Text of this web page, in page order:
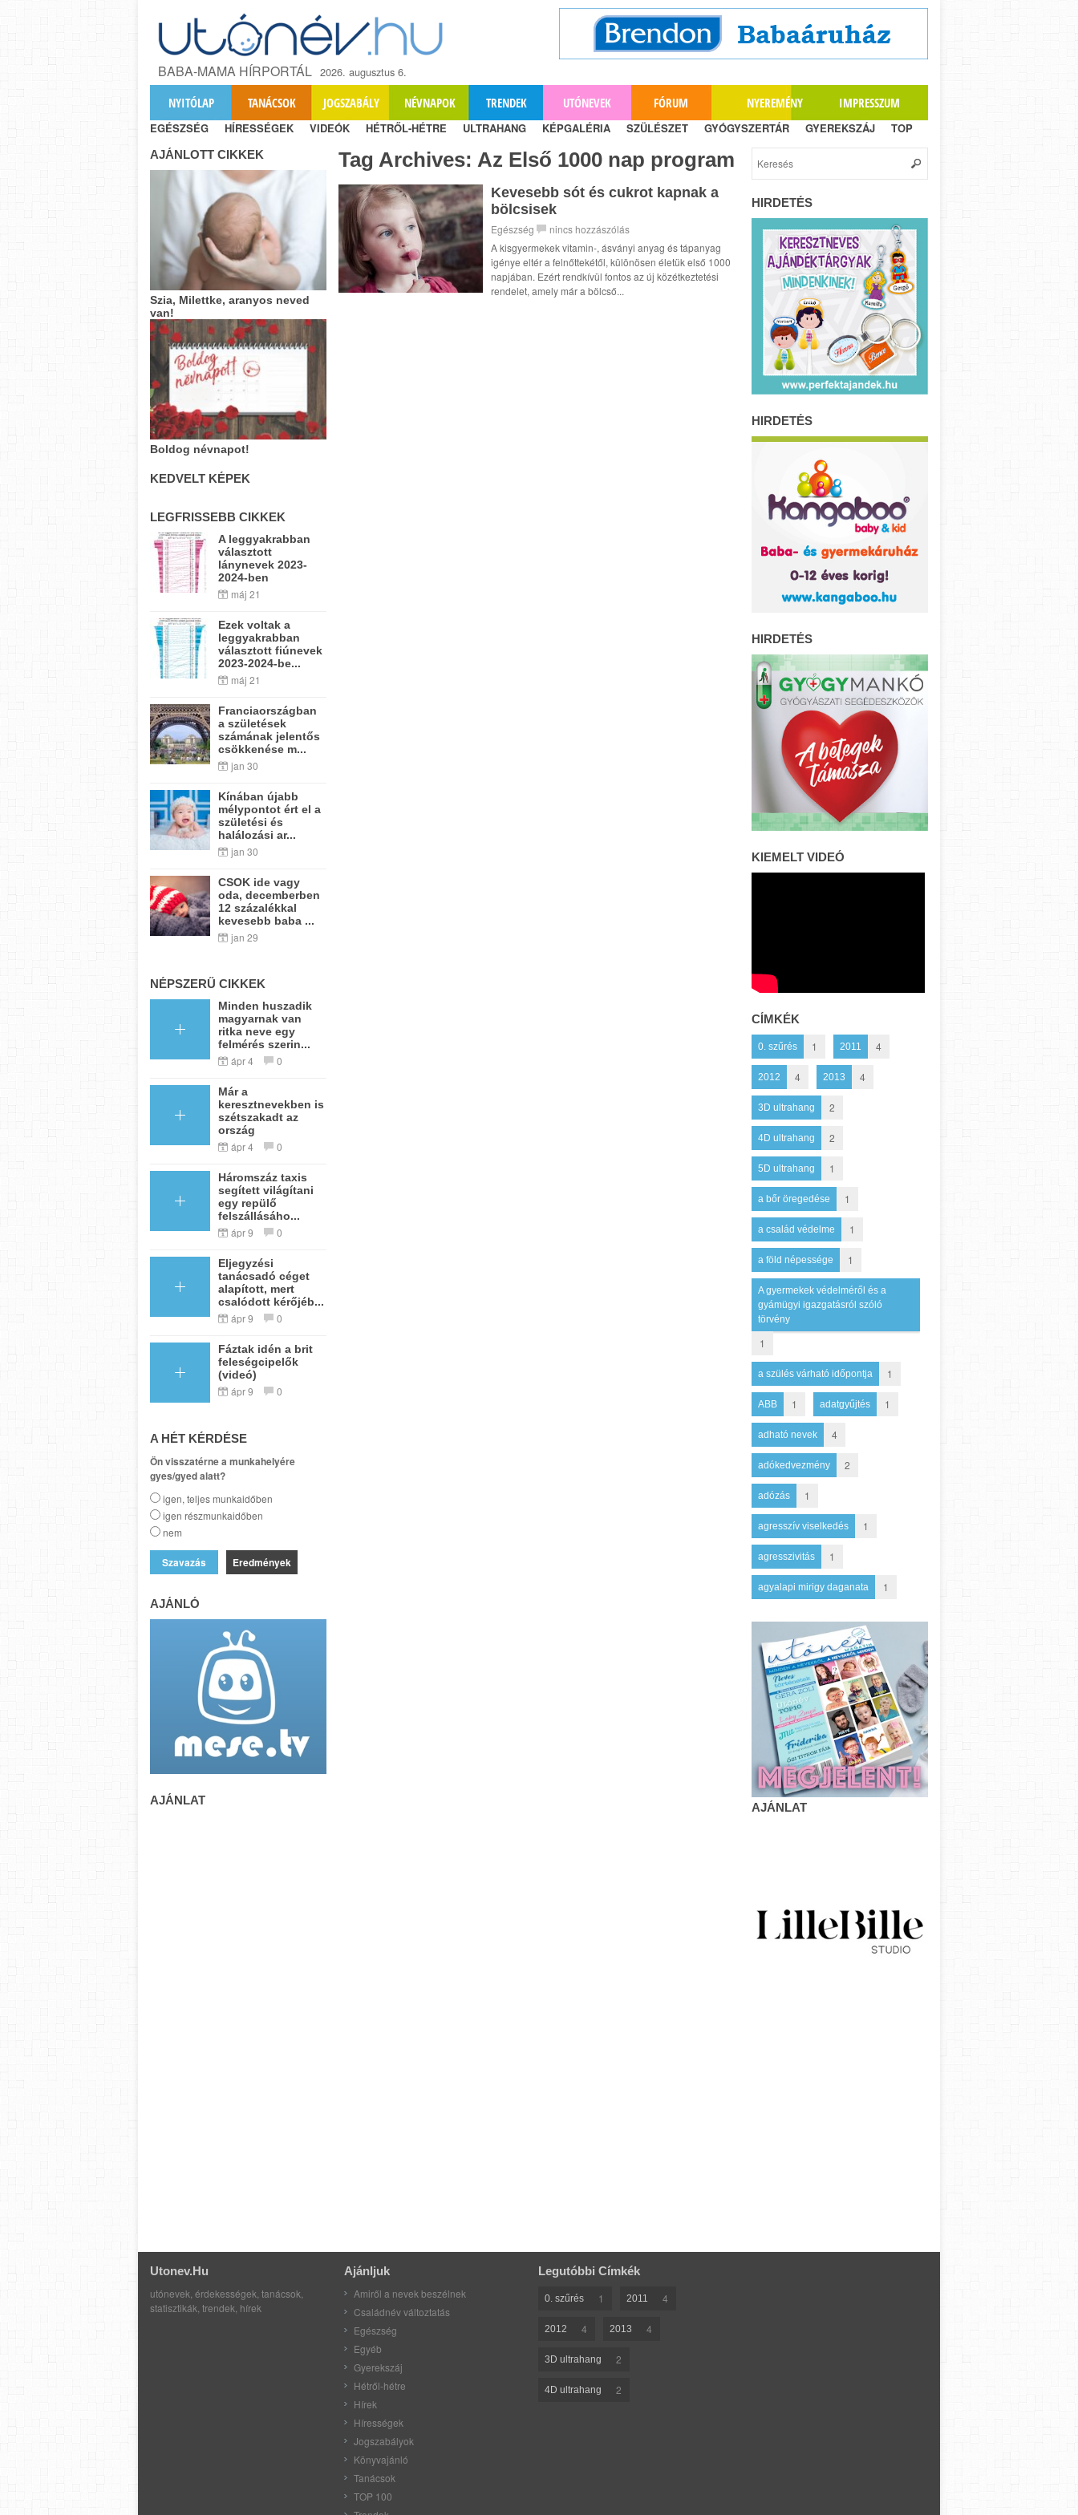
BABA-MAMA HÍRPORTÁL 2026. augusztus 6.
NYITÓLAP TANÁCSOK JOGSZABÁLY NÉVNAPOK TRENDEK UTÓNEVEK FÓRUM NYEREMÉNY IMPRESSZUM
EGÉSZSÉG HÍRESSÉGEK VIDEÓK HÉTRŐL-HÉTRE ULTRAHANG KÉPGALÉRIA SZÜLÉSZET GYÓGYSZERTÁR GYEREKSZÁJ TOP
Tag Archives: Az Első 1000 nap program
Kevesebb sót és cukrot kapnak a
bölcsisek
Egészség
nincs hozzászólás
A kisgyermekek vitamin-, ásványi anyag és tápanyag
igénye eltér a felnőttekétől, különösen életük első 1000
napjában. Ezért rendkívül fontos az új közétkeztetési
rendelet, amely már a bölcső...
AJÁNLOTT CIKKEK
Szia, Milettke, aranyos neved
van!
Boldog névnapot!
KEDVELT KÉPEK
LEGFRISSEBB CIKKEK
A leggyakrabban
választott
lánynevek 2023-
2024-ben
máj 21
Ezek voltak a
leggyakrabban
választott fiúnevek
2023-2024-be...
máj 21
Franciaországban
a születések
számának jelentős
csökkenése m...
jan 30
Kínában újabb
mélypontot ért el a
születési és
halálozási ar...
jan 30
CSOK ide vagy
oda, decemberben
12 százalékkal
kevesebb baba ...
jan 29
NÉPSZERŰ CIKKEK
Minden huszadik
magyarnak van
ritka neve egy
felmérés szerin...
ápr 4 0
Már a
keresztnevekben is
szétszakadt az
ország
ápr 4 0
Háromszáz taxis
segített világítani
egy repülő
felszállásáho...
ápr 9 0
Eljegyzési
tanácsadó céget
alapított, mert
csalódott kérőjéb...
ápr 9 0
Fáztak idén a brit
feleségcipelők
(videó)
ápr 9 0
A HÉT KÉRDÉSE
Ön visszatérne a munkahelyére
gyes/gyed alatt?
igen, teljes munkaidőben
igen részmunkaidőben
nem
Eredmények
AJÁNLÓ
AJÁNLAT
HIRDETÉS
HIRDETÉS
HIRDETÉS
KIEMELT VIDEÓ
CÍMKÉK
0. szűrés 1 2011 4
2012 4 2013 4
3D ultrahang 2
4D ultrahang 2
5D ultrahang 1
a bőr öregedése 1
a család védelme 1
a föld népessége 1
A gyermekek védelméről és a
gyámügyi igazgatásról szóló
törvény
1
a szülés várható időpontja 1
ABB 1 adatgyűjtés 1
adható nevek 4
adókedvezmény 2
adózás 1
agresszív viselkedés 1
agresszivitás 1
agyalapi mirigy daganata 1
AJÁNLAT
Utonev.hu
utónevek, érdekességek, tanácsok,
statisztikák, trendek, hírek
Ajánljuk
Amiről a nevek beszélnek
Családnév változtatás
Egészség
Egyéb
Gyerekszáj
Hétről-hétre
Hírek
Hírességek
Jogszabályok
Könyvajánló
Tanácsok
TOP 100
Legutóbbi Címkék
0. szűrés 1 2011 4
2012 4 2013 4
3D ultrahang 2
4D ultrahang 2